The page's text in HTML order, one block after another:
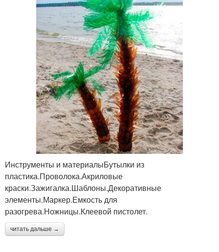
Инструменты и материалыБутылки из
пластика.Проволока.Акриловые
краски.Зажигалка.Шаблоны.Декоративные
элементы.Маркер.Емкость для
разогрева.Ножницы.Клеевой пистолет.
читать дальше →